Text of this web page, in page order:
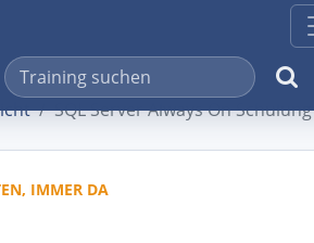
SQL Server Always On Schulung
IMMER DA